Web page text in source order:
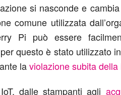
si nasconde e
comune utilizzata
Pi può essere
questo è stato utilizzato
laviolazione subita
dalle stampanti agli